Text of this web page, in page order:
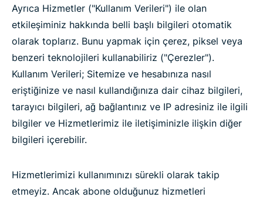
Ayrıca Hizmetler ("Kullanım Verileri") ile olan
etkileşiminiz hakkında belli başlı bilgileri otomatik
olarak toplarız. Bunu yapmak için çerez, piksel veya
benzeri teknolojileri kullanabiliriz ("Çerezler").
Kullanım Verileri; Sitemize ve hesabınıza nasıl
eriştiğinize ve nasıl kullandığınıza dair cihaz bilgileri,
tarayıcı bilgileri, ağ bağlantınız ve IP adresiniz ile ilgili
bilgiler ve Hizmetlerimiz ile iletişiminizle ilişkin diğer
bilgileri içerebilir.
Hizmetlerimizi kullanımınızı sürekli olarak takip
etmeyiz. Ancak abone olduğunuz hizmetleri